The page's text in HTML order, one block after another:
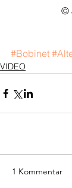
©
#Bobinet
VIDEO
1 Kommentar